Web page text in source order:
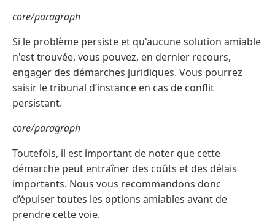
core/paragraph
Si le problème persiste et qu'aucune solution amiable
n'est trouvée, vous pouvez, en dernier recours,
engager des démarches juridiques. Vous pourrez
saisir le tribunal d’instance en cas de conflit
persistant.
core/paragraph
Toutefois, il est important de noter que cette
démarche peut entraîner des coûts et des délais
importants. Nous vous recommandons donc
d’épuiser toutes les options amiables avant de
prendre cette voie.